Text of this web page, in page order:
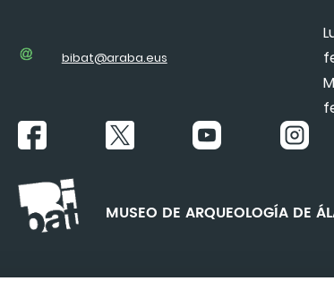
bibat@araba.eus
MUSEO DE ARQUEOLOGÍA DE